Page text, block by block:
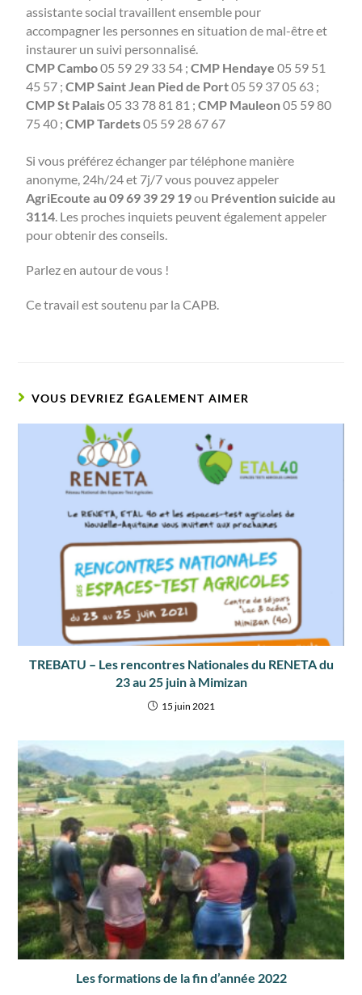
assistante social travaillent ensemble pour
accompagner les personnes en situation de mal-être et
instaurer un suivi personnalisé.
CMP Cambo05 59 29 33 54 ;CMP Hendaye 05 59 51
45 57 ;CMP Saint Jean Pied de Port05 59 37 05 63 ;
CMP St Palais05 33 78 81 81 ;CMP Mauleon05 59 80
75 40 ;CMP Tardets05 59 28 67 67
Si vous préférez échanger par téléphone manière
anonyme, 24h/24 et 7j/7 vous pouvez appeler
AgriEcoute au 09 69 39 29 19ou Prévention suicide au
3114 . Les proches inquiets peuvent également appeler
pour obtenir des conseils.
Parlez en autour de vous !
Ce travail est soutenu par la CAPB.
VOUS DEVRIEZ ÉGALEMENT AIMER
TREBATU – Les rencontres Nationales du RENETA du
23 au 25 juin à Mimizan
15 juin 2021
Les formations de la fin d’année 2022